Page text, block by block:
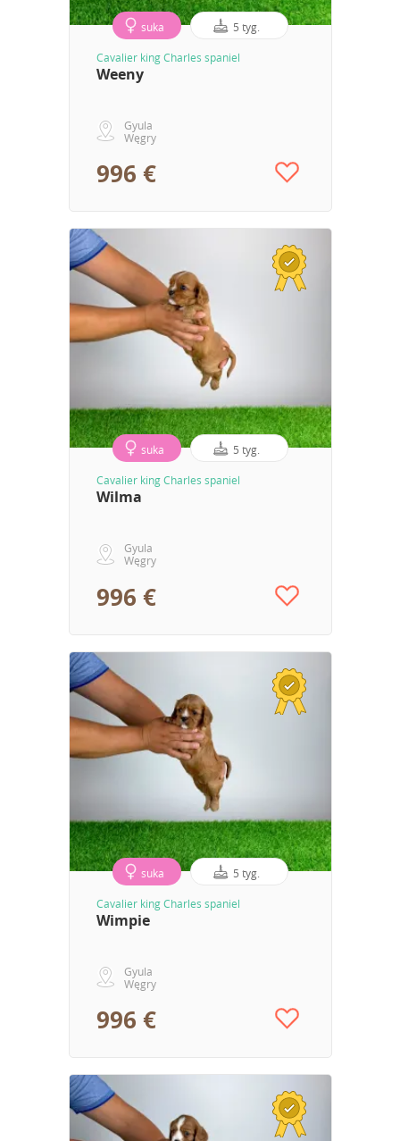
suka 5 tyg.
Cavalier king Charles spaniel
Weeny
Gyula
Węgry
996 €
suka 5 tyg.
Cavalier king Charles spaniel
Wilma
Gyula
Węgry
996 €
suka 5 tyg.
Cavalier king Charles spaniel
Wimpie
Gyula
Węgry
996 €